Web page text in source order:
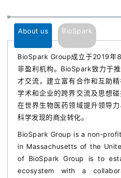
资
台
登录
About us BioSpark
BioSpark Group成立于2019年
非盈利机构。BioSpark致力于
才交流，建立富有合作和互助
学术和企业的跨界交流及思想
在世界生物医药领域提升领导
科学发现的商业转化。
BioSpark Group is a non-
in Massachusetts of the
of BioSpark Group is to
ecosystem with a